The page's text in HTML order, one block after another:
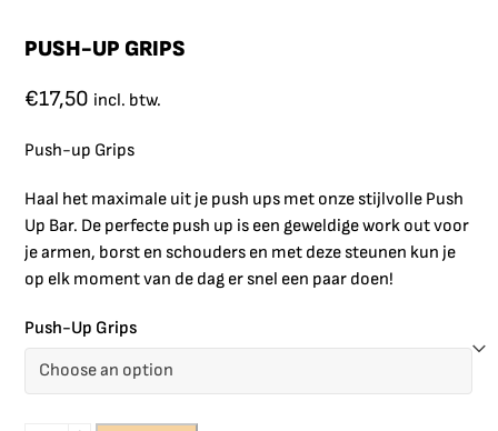
PUSH-UP GRIPS
€17,50 incl. btw.
Push-up Grips
Haal het maximale uit je push ups met onze stijlvolle Push
Up Bar. De perfecte push up is een geweldige work out voor
je armen, borst en schouders en met deze steunen kun je
op elk moment van de dag er snel een paar doen!
Push-Up Grips